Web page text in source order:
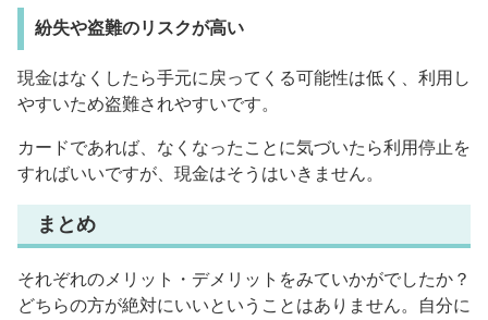
紛失や盗難のリスクが高い
現金はなくしたら手元に戻ってくる可能性は低く、利用し
やすいため盗難されやすいです。
カードであれば、なくなったことに気づいたら利用停止を
すればいいですが、現金はそうはいきません。
まとめ
それぞれのメリット・デメリットをみていかがでしたか？
どちらの方が絶対にいいということはありません。自分に